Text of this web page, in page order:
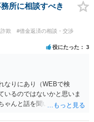
は裁判所から書面によりそ
理由がないのに、債務者等
くはファクシミリ装置を用
債務を弁済することを要
いよう求められたにもか
処分を求める、裁判所に仮
報などの対応が考えられま
所に相談すべき
欺
#借金返済の相談・交渉
役にたった 3
なりにあり（WEBで検
いるのではないかと思いま
ゃんと話を聞いてくれる